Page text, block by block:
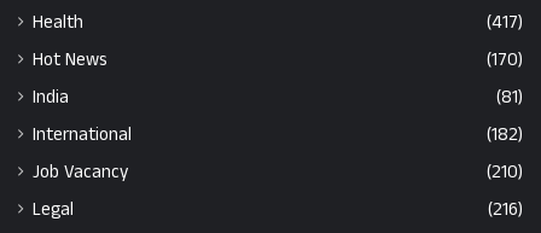
Health
(417)
Hot News
(170)
India
(81)
International
(182)
Job Vacancy
(210)
Legal
(216)